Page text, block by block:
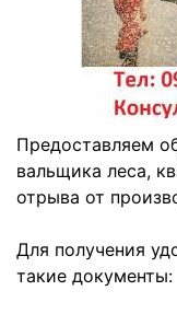
Предоставляем
вальщика леса,
отрыва от
Для получения
такие документы: